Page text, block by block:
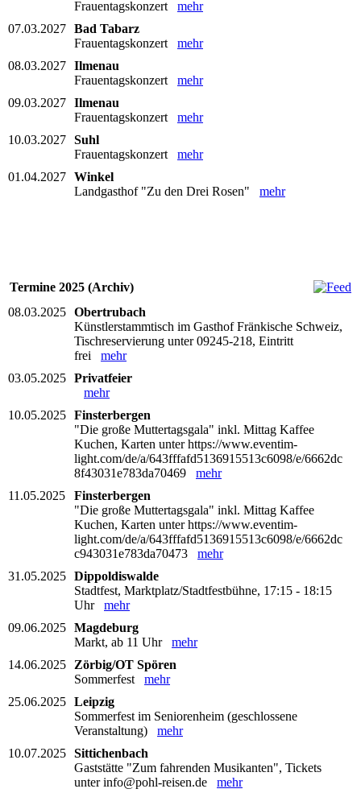
Frauentagskonzert mehr
07.03.2027 Bad Tabarz
Frauentagskonzert mehr
08.03.2027 Ilmenau
Frauentagskonzert mehr
09.03.2027 Ilmenau
Frauentagskonzert mehr
10.03.2027 Suhl
Frauentagskonzert mehr
01.04.2027 Winkel
Landgasthof "Zu den Drei Rosen" mehr
Termine 2025 (Archiv)
08.03.2025 Obertrubach
Künstlerstammtisch im Gasthof Fränkische Schweiz,
Tischreservierung unter 09245-218, Eintritt
frei mehr
03.05.2025 Privatfeier
mehr
10.05.2025 Finsterbergen
"Die große Muttertagsgala" inkl. Mittag Kaffee
Kuchen, Karten unter https://www.eventim-
light.com/de/a/643fffafd5136915513c6098/e/6662dc
8f43031e783da70469 mehr
11.05.2025
Finsterbergen
"Die große Muttertagsgala" inkl. Mittag Kaffee
Kuchen, Karten unter https://www.eventim-
light.com/de/a/643fffafd5136915513c6098/e/6662dc
c943031e783da70473 mehr
31.05.2025 Dippoldiswalde
Stadtfest, Marktplatz/Stadtfestbühne, 17:15 - 18:15
Uhr mehr
09.06.2025 Magdeburg
Markt, ab 11 Uhr mehr
14.06.2025
Zörbig/OT Spören
Sommerfest mehr
25.06.2025 Leipzig
Sommerfest im Seniorenheim (geschlossene
Veranstaltung) mehr
10.07.2025 Sittichenbach
Gaststätte "Zum fahrenden Musikanten", Tickets
unter info@pohl-reisen.de mehr